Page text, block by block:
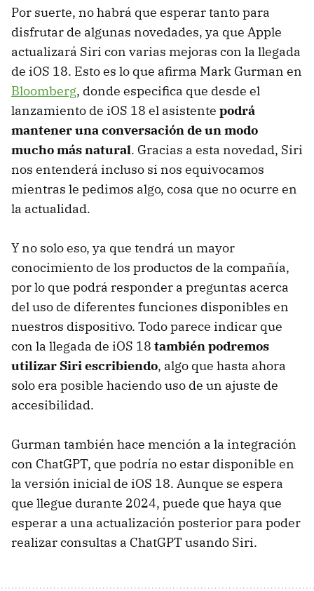
Por suerte, no habrá que esperar tanto para
disfrutar de algunas novedades, ya que Apple
actualizará Siri con varias mejoras con la llegada
de iOS 18. Esto es lo que afirma Mark Gurman en
Bloomberg, donde especifica que desde el
lanzamiento de iOS 18 el asistente podrá
mantener una conversación de un modo
mucho más natural. Gracias a esta novedad, Siri
nos entenderá incluso si nos equivocamos
mientras le pedimos algo, cosa que no ocurre en
la actualidad.
Y no solo eso, ya que tendrá un mayor
conocimiento de los productos de la compañía,
por lo que podrá responder a preguntas acerca
del uso de diferentes funciones disponibles en
nuestros dispositivo. Todo parece indicar que
con la llegada de iOS 18 también podremos
utilizar Siri escribiendo, algo que hasta ahora
solo era posible haciendo uso de un ajuste de
accesibilidad.
Gurman también hace mención a la integración
con ChatGPT, que podría no estar disponible en
la versión inicial de iOS 18. Aunque se espera
que llegue durante 2024, puede que haya que
esperar a una actualización posterior para poder
realizar consultas a ChatGPT usando Siri.